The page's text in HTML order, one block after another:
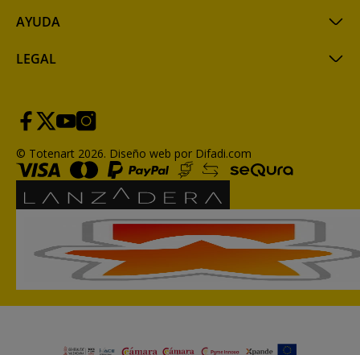
AYUDA
LEGAL
© Totenart 2026. Diseño web por Difadi.com